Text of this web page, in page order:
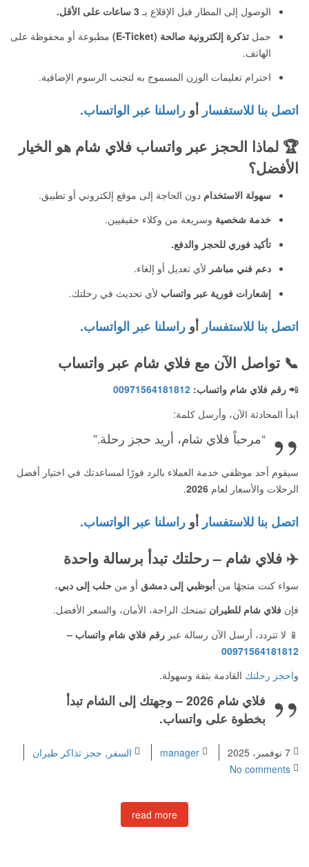
الوصول إلى المطار قبل الإقلاع بـ 3 ساعات على الأقل.
حمل تذكرة إلكترونية صالحة (E-Ticket)
مطبوعة أو محفوظة على
الهاتف.
احترام تعليمات الوزن المسموح به لتجنب الرسوم الإضافية.
اتصل بنا للاستفسار أو راسلنا عبر الواتساب.
🏆 لماذا الحجز عبر واتساب فلاي شام هو الخيار
الأفضل؟
سهولة الاستخدام دون الحاجة إلى موقع إلكتروني أو تطبيق.
خدمة شخصية وسريعة من وكلاء حقيقيين.
تأكيد فوري للحجز والدفع.
دعم فني مباشر لأي تعديل أو إلغاء.
إشعارات فورية عبر واتساب لأي تحديث في رحلتك.
اتصل بنا للاستفسار أو راسلنا عبر الواتساب.
📞 تواصل الآن مع فلاي شام عبر واتساب
📲 رقم فلاي شام واتساب:
00971564181812
ابدأ المحادثة الآن، وأرسل كلمة:
“مرحباً فلاي شام، أريد حجز رحلة.”
سيقوم أحد موظفي خدمة العملاء بالرد فورًا لمساعدتك في اختيار أفضل
الرحلات والأسعار لعام 2026
.
اتصل بنا للاستفسار أو راسلنا عبر الواتساب.
✈️ فلاي شام – رحلتك تبدأ برسالة واحدة
سواء كنت متجهًا من أبوظبي إلى دمشق أو من حلب إلى دبي،
فإن فلاي شام للطيران تمنحك الراحة، الأمان، والسعر الأفضل.
📱 لا تتردد، أرسل الآن رسالة عبر رقم فلاي شام واتساب –
00971564181812
واحجز رحلتك القادمة بثقة وسهولة.
فلاي شام 2026 – وجهتك إلى الشام تبدأ
بخطوة على واتساب.
manager السفر , حجز تذاكر طيران
No comments
read more